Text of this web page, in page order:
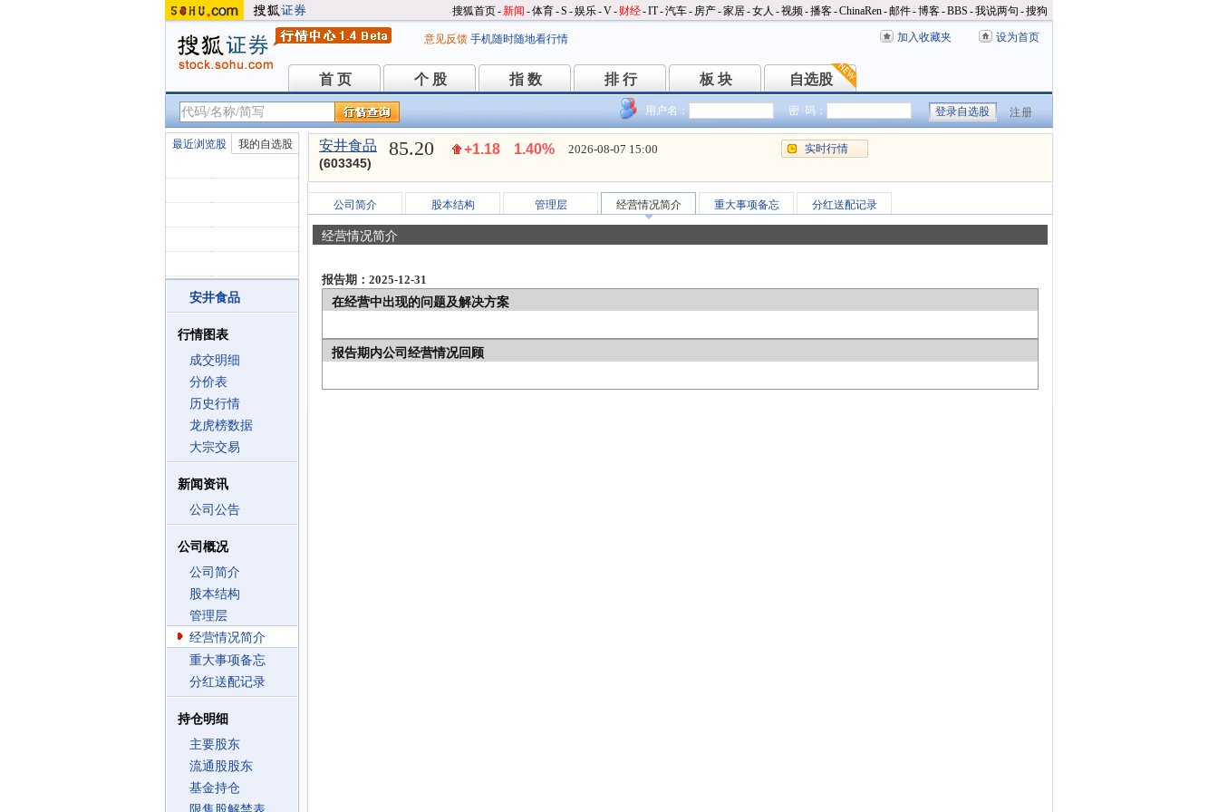
搜狐首页-新闻 -体育-S -娱乐-V- 财经-IT-汽车- 房产-家居-女人 -视频-播客-ChinaRen-邮件-博客-BBS -我说两句 -搜狗
意见反馈 手机随时随地看行情 加入收藏夹 设为首页
首 页
首 页 个 股
个 股 指 数
指 数 排 行
排 行 板 块
板 块 自选股
自选股
用户名： 密 码： 注册
最近浏览股 我的自选股
安井食品
行情图表
成交明细
分价表
历史行情
龙虎榜数据
大宗交易
新闻资讯
公司公告
公司概况
公司简介
股本结构
管理层
经营情况简介
重大事项备忘
分红送配记录
持仓明细
主要股东
流通股股东
基金持仓
安井食品
(603345)
85.20 +1.18 1.40% 2026-08-07 15:00 实时行情
公司简介 股本结构 管理层 经营情况简介 重大事项备忘 分红送配记录
经营情况简介
报告期：2025-12-31
在经营中出现的问题及解决方案
报告期内公司经营情况回顾